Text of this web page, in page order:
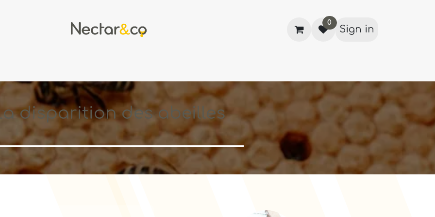
0
Sign in
disparition des abeilles